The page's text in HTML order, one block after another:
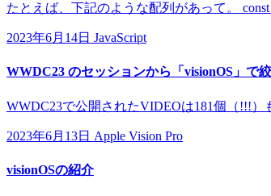
たとえば、下記のような配列があって。 const
2023年6月14日 JavaScript
WWDC23 のセッションから「visionOS」で
WWDC23で公開されたVIDEOは181個（!!!
2023年6月13日 Apple Vision Pro
visionOSの紹介